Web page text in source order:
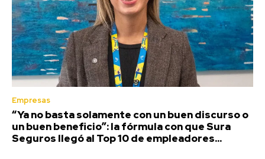
Empresas
“Ya no basta solamente con un buen discurso o
un buen beneficio”: la fórmula con que Sura
Seguros llegó al Top 10 de empleadores...